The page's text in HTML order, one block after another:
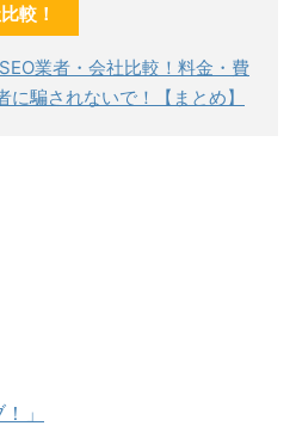
較！
業者・会社比較！料金・費
騙されないで！【まとめ】
」